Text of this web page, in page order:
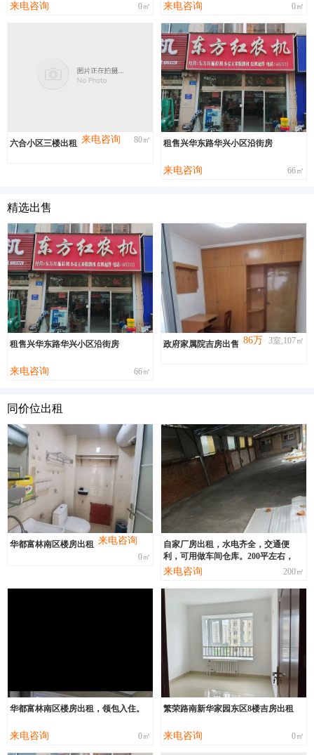
来电咨询 0㎡ 来电咨询 0㎡
六合小区三楼出租 来电咨询 80㎡ 租售兴华东路华兴小区沿街房
来电咨询 66㎡
精选出售
租售兴华东路华兴小区沿街房
来电咨询 66㎡
政府家属院吉房出售 86万 3室,107㎡
同价位出租
华都富林南区楼房出租 来电咨询
0㎡
自家厂房出租，水电齐全，交通便
利，可用做车间仓库。200平左右，
来电咨询 200㎡
华都富林南区楼房出租，领包入住。
来电咨询 0㎡
繁荣路南新华家园东区8楼吉房出租
来电咨询 0㎡